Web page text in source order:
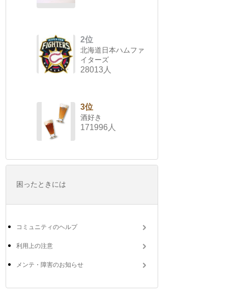
2位
北海道日本ハムファ
イターズ
28013人
3位
酒好き
171996人
困ったときには
コミュニティのヘルプ
利用上の注意
メンテ・障害のお知らせ